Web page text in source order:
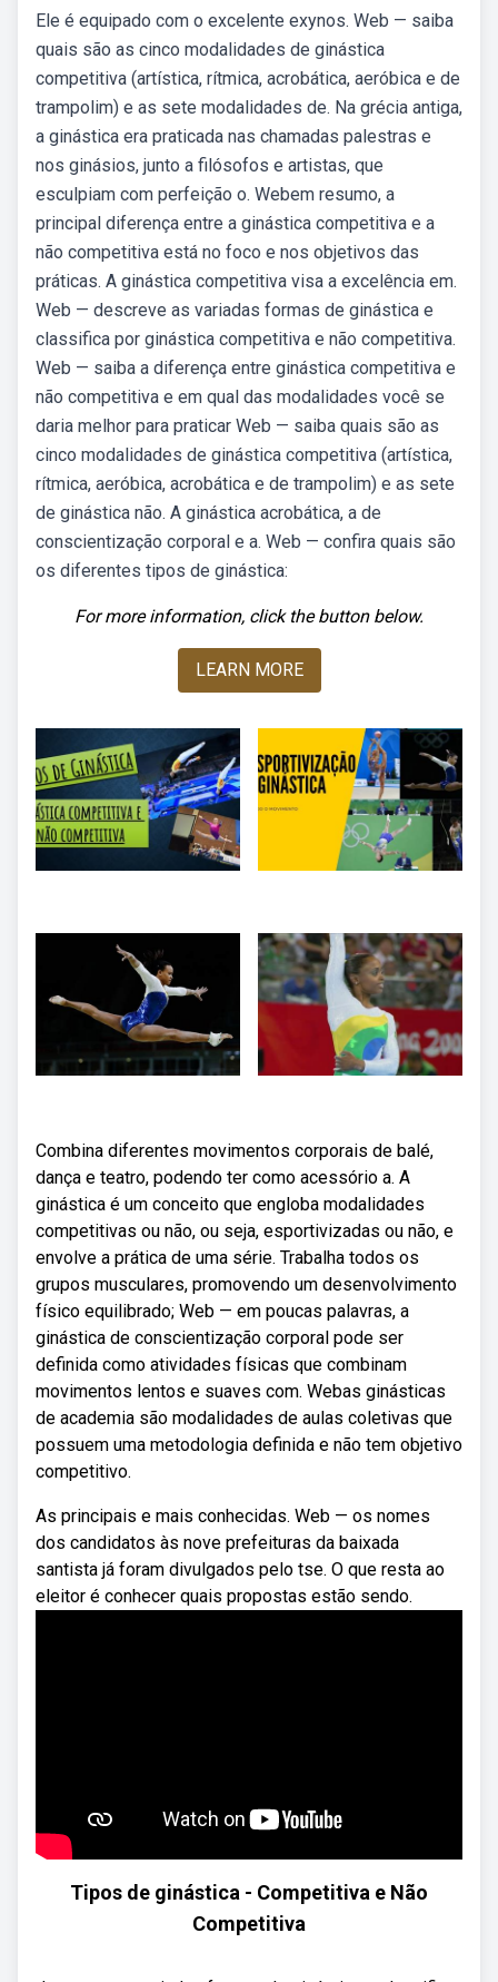
Ele é equipado com o excelente exynos. Web — saiba
quais são as cinco modalidades de ginástica
competitiva (artística, rítmica, acrobática, aeróbica e de
trampolim) e as sete modalidades de. Na grécia antiga,
a ginástica era praticada nas chamadas palestras e
nos ginásios, junto a filósofos e artistas, que
esculpiam com perfeição o. Webem resumo, a
principal diferença entre a ginástica competitiva e a
não competitiva está no foco e nos objetivos das
práticas. A ginástica competitiva visa a excelência em.
Web — descreve as variadas formas de ginástica e
classifica por ginástica competitiva e não competitiva.
Web — saiba a diferença entre ginástica competitiva e
não competitiva e em qual das modalidades você se
daria melhor para praticar Web — saiba quais são as
cinco modalidades de ginástica competitiva (artística,
rítmica, aeróbica, acrobática e de trampolim) e as sete
de ginástica não. A ginástica acrobática, a de
conscientização corporal e a. Web — confira quais são
os diferentes tipos de ginástica:
For more information, click the button below.
LEARN MORE
Combina diferentes movimentos corporais de balé,
dança e teatro, podendo ter como acessório a. A
ginástica é um conceito que engloba modalidades
competitivas ou não, ou seja, esportivizadas ou não, e
envolve a prática de uma série. Trabalha todos os
grupos musculares, promovendo um desenvolvimento
físico equilibrado; Web — em poucas palavras, a
ginástica de conscientização corporal pode ser
definida como atividades físicas que combinam
movimentos lentos e suaves com. Webas ginásticas
de academia são modalidades de aulas coletivas que
possuem uma metodologia definida e não tem objetivo
competitivo.
As principais e mais conhecidas. Web — os nomes
dos candidatos às nove prefeituras da baixada
santista já foram divulgados pelo tse. O que resta ao
eleitor é conhecer quais propostas estão sendo.
Tipos de ginástica - Competitiva e Não
Competitiva